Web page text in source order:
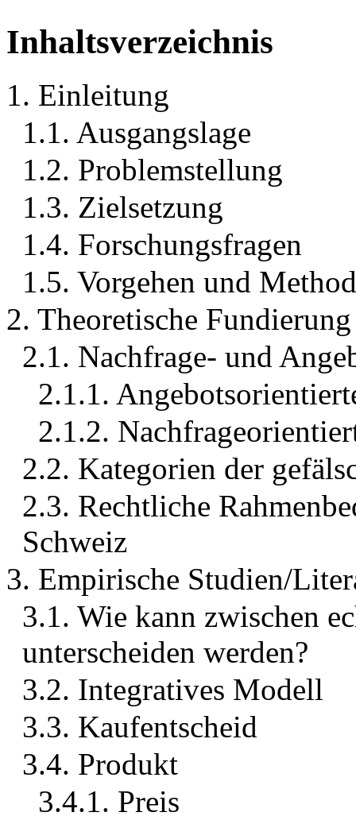
Inhaltsverzeichnis
1. Einleitung
1.1. Ausgangslage
1.2. Problemstellung
1.3. Zielsetzung
1.4. Forschungsfragen
1.5. Vorgehen und
2. Theoretische Fundierung
2.1. Nachfrage- und
2.1.1.
2.1.2.
2.2. Kategorien der
2.3. Rechtliche
Schweiz
3. Empirische Studien/
3.1. Wie kann zwischen
unterscheiden werden?
3.2. Integratives Modell
3.3. Kaufentscheid
3.4. Produkt
3.4.1. Preis